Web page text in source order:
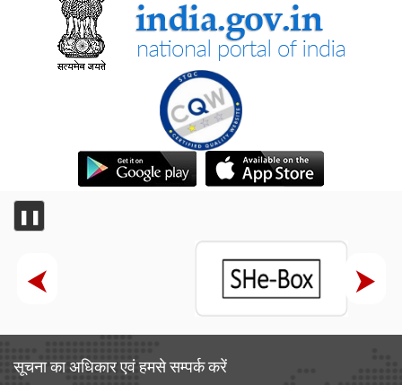
❚❚
सूचना का अधिकार एवं हमसे सम्‍पर्क करें